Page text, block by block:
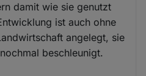
damit wie sie genutzt
ist auch ohne
angelegt, sie
beschleunigt.